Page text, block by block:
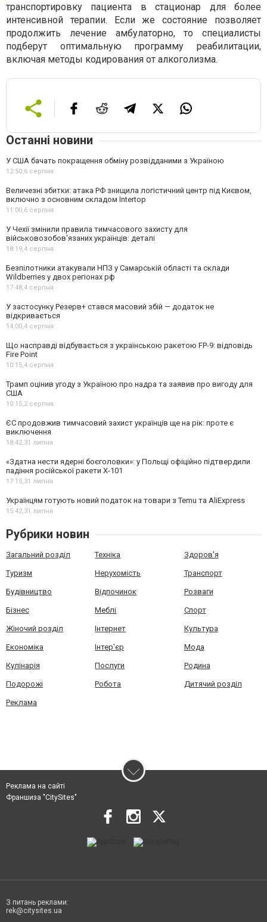
транспортировку пациента в стационар для более
интенсивной терапии. Если же состояние позволяет
продолжить лечение амбулаторно, то специалисты
подберут оптимальную программу реабилитации,
включая методы кодирования от алкоголизма.
Останні новини
У США бачать покращення обміну розвідданими з Україною
12:50,6 серпня
Величезні збитки: атака РФ знищила логістичний центр під Києвом,
включно з основним складом Intertop
11:00,6 серпня
У Чехії змінили правила тимчасового захисту для
військовозобов'язаних українців: деталі
18:19,4 серпня
Безпілотники атакували НПЗ у Самарській області та склади
Wildberries у двох регіонах рф
17:48,4 серпня
У застосунку Резерв+ стався масовий збій — додаток не
відкривається
14:00,4 серпня
Що насправді відбувається з українською ракетою FP-9: відповідь
Fire Point
10:15,4 серпня
Трамп оцінив угоду з Україною про надра та заявив про вигоду для
США
10:15,2 серпня
ЄС продовжив тимчасовий захист українців ще на рік: проте є
виключення
18:42,31 липня
«Здатна нести ядерні боєголовки»: у Польщі офіційно підтвердили
падіння російської ракети Х-101
17:15,31 липня
Українцям готують новий податок на товари з Temu та AliExpress
15:42,31 липня
Рубрики новин
Загальний розділ Техніка Здоров'я
Туризм Нерухомість Транспорт
Будівництво Відпочинок Розваги
Бізнес Меблі Спорт
Жіночий розділ Інтернет Культура
Економіка Інтер'єр Мода
Кулінарія Послуги Родина
Подорожі Робота Дитячий розділ
Реклама
Реклама на сайті
Франшиза "CitySites"
З питань реклами:
rek@citysites.ua